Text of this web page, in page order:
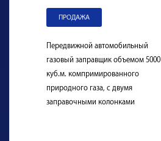
ПРОДАЖА
Передвижной автомобильный
газовый заправщик объемом 5000
куб.м. компримированного
природного газа, с двумя
заправочными колонками